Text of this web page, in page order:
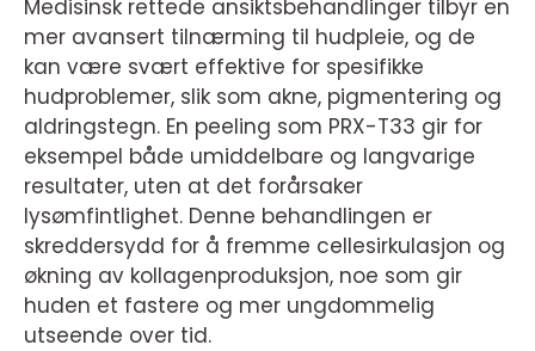
Medisinsk rettede ansiktsbehandlinger tilbyr en
mer avansert tilnærming til hudpleie, og de
kan være svært effektive for spesifikke
hudproblemer, slik som akne, pigmentering og
aldringstegn. En peeling som PRX-T33 gir for
eksempel både umiddelbare og langvarige
resultater, uten at det forårsaker
lysømfintlighet. Denne behandlingen er
skreddersydd for å fremme cellesirkulasjon og
økning av kollagenproduksjon, noe som gir
huden et fastere og mer ungdommelig
utseende over tid.